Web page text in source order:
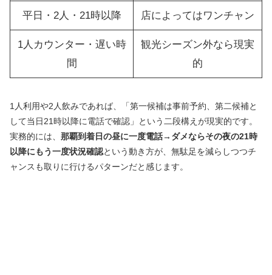
平日・2人・21時以降 店によってはワンチャン
1人カウンター・遅い時
間
観光シーズン外なら現実
的
1人利用や2人飲みであれば、「第一候補は事前予約、第二候補と
して当日21時以降に電話で確認」という二段構えが現実的です。
実務的には、 那覇到着日の昼に一度電話→ダメならその夜の21時
以降にもう一度状況確認という動き方が、無駄足を減らしつつチ
ャンスも取りに行けるパターンだと感じます。